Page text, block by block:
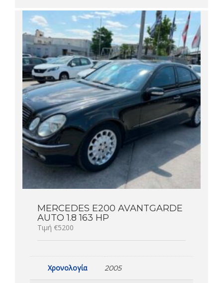
MERCEDES E200 AVANTGARDE
AUTO 1.8 163 HP
Τιμή €5200
Χρονολογία 2005